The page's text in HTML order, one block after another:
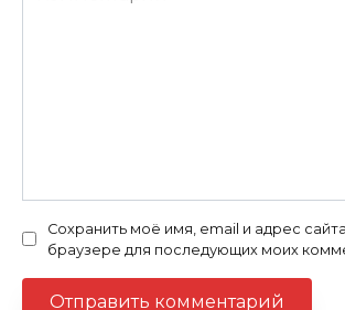
Сохранить моё имя, email и адрес
браузере для последующих моих